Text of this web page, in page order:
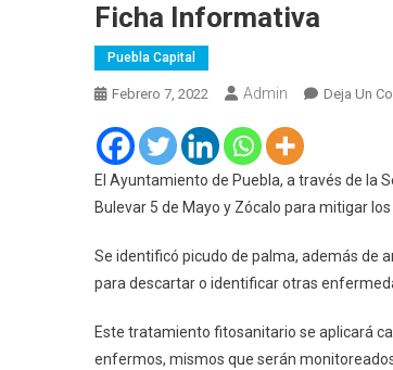
Ficha Informativa
Puebla Capital
Febrero 7, 2022 Admin Deja Un
El Ayuntamiento de Puebla, a través de la
Bulevar 5 de Mayo y Zócalo para mitigar
Se identificó picudo de palma, además de
para descartar o identificar otras
Este tratamiento fitosanitario se aplicará
enfermos, mismos que serán